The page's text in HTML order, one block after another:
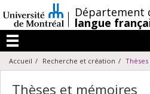
au
contenu
/Département
langue
Menu
Accueil Recherche et création
Thèses et mémoires